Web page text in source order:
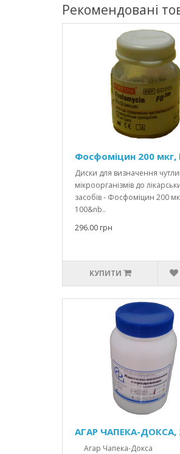
Рекомендовані
Фосфоміцин 200
Диски для визначення
мікроорганізмів до
засобів - Фосфоміцин 200
100&nb..
296.00 грн
КУПИТИ
АГАР ЧАПЕКА-ДОКСА,
Агар Чапека-Докса